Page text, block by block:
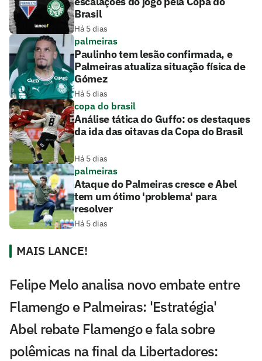
Brasil
Há 5 dias
palmeiras
Paulinho tem lesão confirmada, e
Palmeiras atualiza situação física de
Gómez
Há 5 dias
copa do brasil
Análise tática do Guffo: os destaques
da ida das oitavas da Copa do Brasil
Há 5 dias
palmeiras
Ataque do Palmeiras cresce e Abel
tem um ótimo 'problema' para
resolver
Há 5 dias
MAIS LANCE!
Felipe Melo analisa novo embate entre
Flamengo e Palmeiras: 'Estratégia'
Abel rebate Flamengo e fala sobre
polêmicas na final da Libertadores: